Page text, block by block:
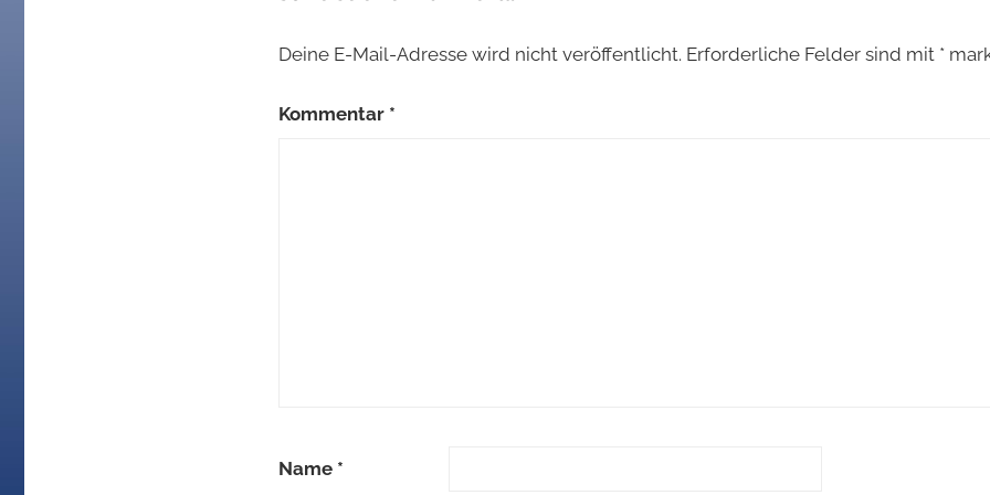
Deine E-Mail-Adresse wird nicht veröffentlicht. Erforderliche Felder sind mit *
Kommentar *
Name *